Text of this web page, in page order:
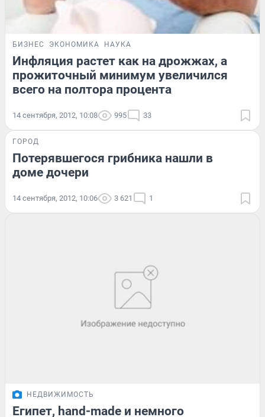
БИЗНЕС ЭКОНОМИКА НАУКА
Инфляция растет как на дрожжах, а
прожиточный минимум увеличился
всего на полтора процента
14 сентября, 2012, 10:08 995 33
ГОРОД
Потерявшегося грибника нашли в
доме дочери
14 сентября, 2012, 10:06 3 621 1
НЕДВИЖИМОСТЬ
Египет, hand-made и немного